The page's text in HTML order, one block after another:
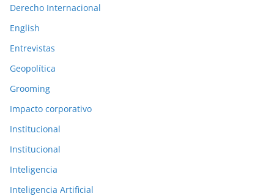
i
o
e
s
Derecho Internacional
English
Entrevistas
Geopolítica
Grooming
Impacto corporativo
Institucional
Institucional
Inteligencia
Inteligencia Artificial